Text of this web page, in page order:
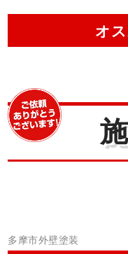
オ
多摩市外壁塗装